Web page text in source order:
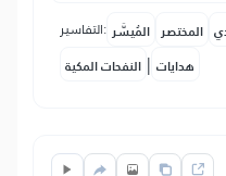
التفاسير: المُيسَّر المختصر
النفحات المكية | هدايات